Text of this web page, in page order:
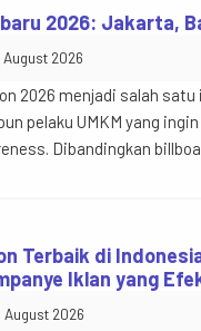
2026: Jakarta,
August 2026
2026 menjadi salah
pelaku UMKM yang
Dibandingkan
Terbaik di
Iklan yang
August 2026